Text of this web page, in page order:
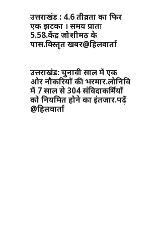
उत्तराखंड : 4.6 तीव्रता का फिर
एक झटका । समय प्रातः
5.58.केंद्र जोशीमठ के
पास.विस्तृत खबर@हिलवार्ता
उत्तराखंड: चुनावी साल में एक
ओर नौकरियों की भरमार.लोनिवि
में 7 साल से 304 संविदाकर्मियों
को नियमित होने का इंतजार.पढ़ें
@हिलवार्ता